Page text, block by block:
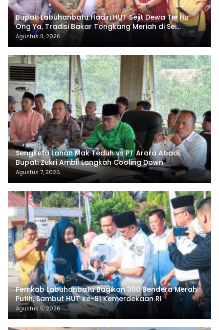
Bupati Labuhanbatu Hadiri HUT Sejit Dewa Tie Hu
Ong Ya, Tradisi Bakar Tongkang Meriah di Sei
Berombang
Agustus 8, 2026
Sengketa Lahan Mak Teduh vs PT Arara Abadi,
Bupati Zukri Ambil Langkah Cooling Down
Agustus 7, 2026
Pemkab Labuhanbatu Bagikan 300 Bendera Merah
Putih, Sambut HUT ke-81 Kemerdekaan RI
Agustus 5, 2026